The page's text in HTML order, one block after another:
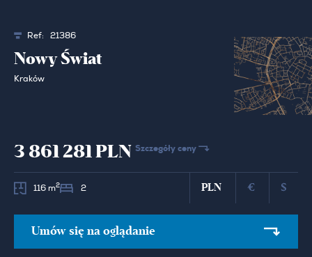
Ref: 21386
Nowy Świat
Kraków
3 861 281 PLN Szczegóły ceny
116 m2 2 PLN € $
Umów się na oglądanie